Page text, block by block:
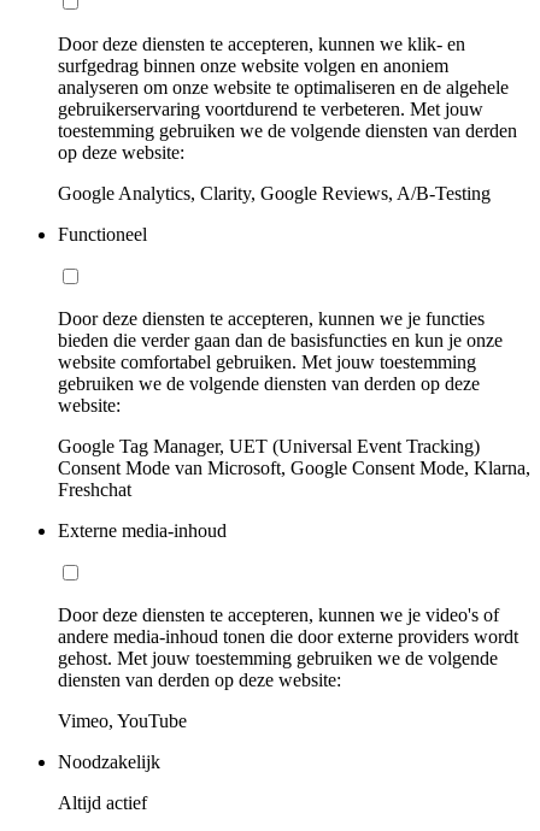
Door deze diensten te accepteren, kunnen we klik- en
surfgedrag binnen onze website volgen en anoniem
analyseren om onze website te optimaliseren en de algehele
gebruikerservaring voortdurend te verbeteren. Met jouw
toestemming gebruiken we de volgende diensten van derden
op deze website:
Google Analytics, Clarity, Google Reviews, A/B-Testing
Functioneel
Door deze diensten te accepteren, kunnen we je functies
bieden die verder gaan dan de basisfuncties en kun je onze
website comfortabel gebruiken. Met jouw toestemming
gebruiken we de volgende diensten van derden op deze
website:
Google Tag Manager, UET (Universal Event Tracking)
Consent Mode van Microsoft, Google Consent Mode, Klarna,
Freshchat
Externe media-inhoud
Door deze diensten te accepteren, kunnen we je video's of
andere media-inhoud tonen die door externe providers wordt
gehost. Met jouw toestemming gebruiken we de volgende
diensten van derden op deze website:
Vimeo, YouTube
Noodzakelijk
Altijd actief